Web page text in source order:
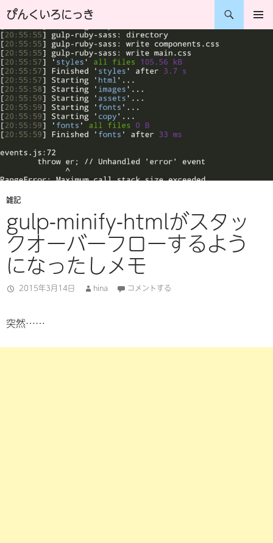
コ
ン
テ
ン
ツ
へ
ス
プ
ぴんくいろにっき
検
索
雑記
gulp-minify-htmlがスタッ
クオーバーフローするよう
になったしメモ
2015年3月14日 hina コメントする
突然……